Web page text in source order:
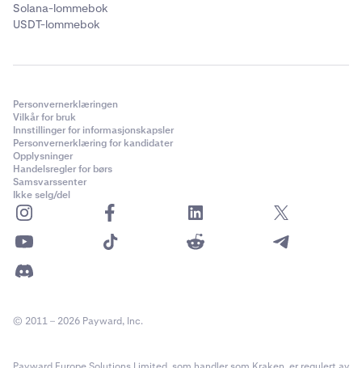
Solana-lommebok
USDT-lommebok
Personvernerklæringen
Vilkår for bruk
Innstillinger for informasjonskapsler
Personvernerklæring for kandidater
Opplysninger
Handelsregler for børs
Samsvarssenter
Ikke selg/del
© 2011 – 2026 Payward, Inc.